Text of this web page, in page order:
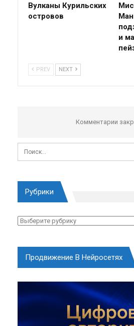
Вулканы Курильских
островов
и
PREV NEXT
Комментарии
Рубрики
Рубрики
Продвижение В Нейросетях